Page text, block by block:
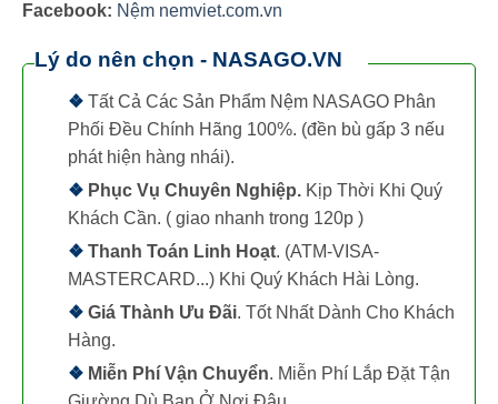
Facebook: Nệm nemviet.com.vn
Lý do nên chọn - NASAGO.VN
❖ Tất Cả Các Sản Phẩm Nệm NASAGO Phân
Phối Đều Chính Hãng 100%. (đền bù gấp 3 nếu
phát hiện hàng nhái).
❖ Phục Vụ Chuyên Nghiệp. Kịp Thời Khi Quý
Khách Cần. ( giao nhanh trong 120p )
❖ Thanh Toán Linh Hoạt. (ATM-VISA-
MASTERCARD...) Khi Quý Khách Hài Lòng.
❖ Giá Thành Ưu Đãi. Tốt Nhất Dành Cho Khách
Hàng.
❖ Miễn Phí Vận Chuyển. Miễn Phí Lắp Đặt Tận